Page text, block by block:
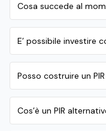
Cosa succede al
E’ possibile investire
Posso costruire un
Cos’è un PIR